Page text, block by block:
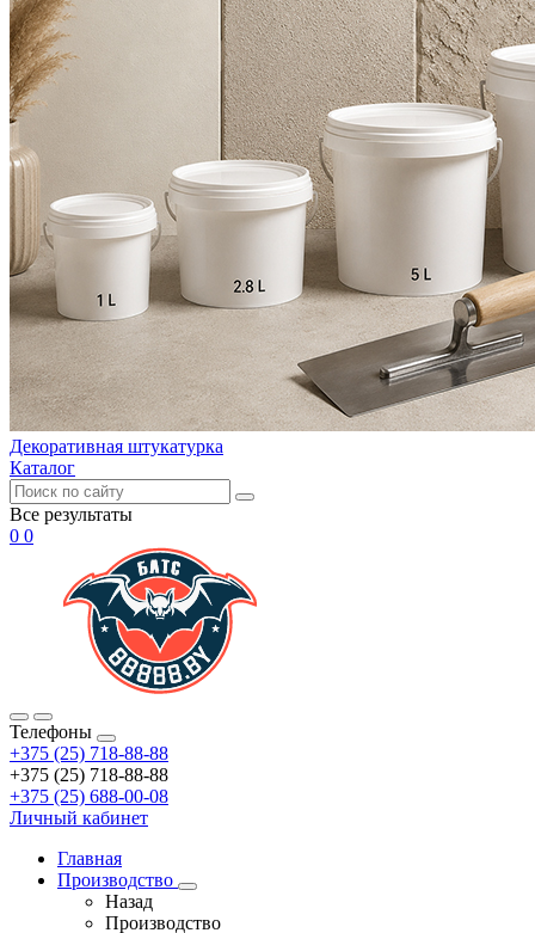
Декоративная штукатурка
Каталог
Все результаты
0 0
Телефоны
+375 (25) 718-88-88
+375 (25) 718-88-88
+375 (25) 688-00-08
Личный кабинет
Главная
Производство
Назад
Производство